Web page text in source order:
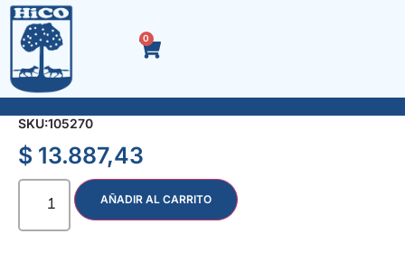
0
LLANA DENTADA 9 x 9 mm.
SKU:105270
$ 13.887,43
AÑADIR AL CARRITO